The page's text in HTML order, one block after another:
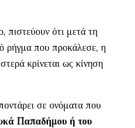
πιστεύουν ότι μετά τη
ρήγμα που προκάλεσε, η
κρίνεται ως κίνηση
σε ονόματα που
Παπαδήμου ή του